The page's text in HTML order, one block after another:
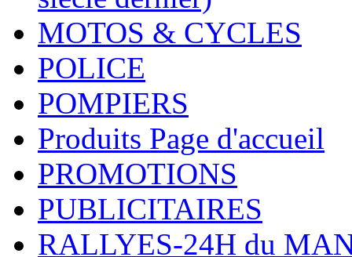
MOTOS & CYCLES
POLICE
POMPIERS
Produits Page d'accueil
PROMOTIONS
PUBLICITAIRES
RALLYES-24H du